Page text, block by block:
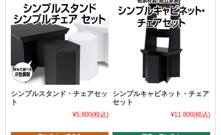
シンプルスタンド・チェアセッ
ト
¥5,800(税込)
シンプルキャビネット・チェア
セット
¥11,800(税込)